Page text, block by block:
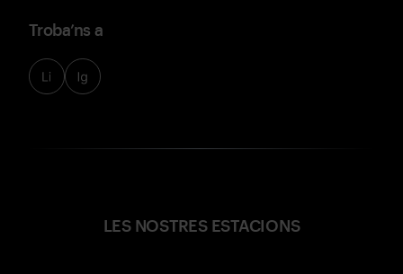
Troba’ns a
LES NOSTRES ESTACIONS